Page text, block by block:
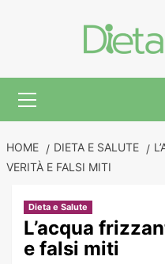
Menu
HOME DIETA E SALUTE
VERITÀ E FALSI MITI
Dieta e Salute
L’acqua
e falsi miti